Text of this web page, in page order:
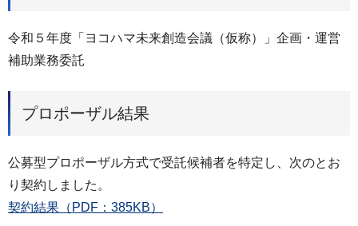
令和５年度「ヨコハマ未来創造会議（仮称）」企画・運営
補助業務委託
プロポーザル結果
公募型プロポーザル方式で受託候補者を特定し、次のとお
り契約しました。
契約結果（PDF：385KB）